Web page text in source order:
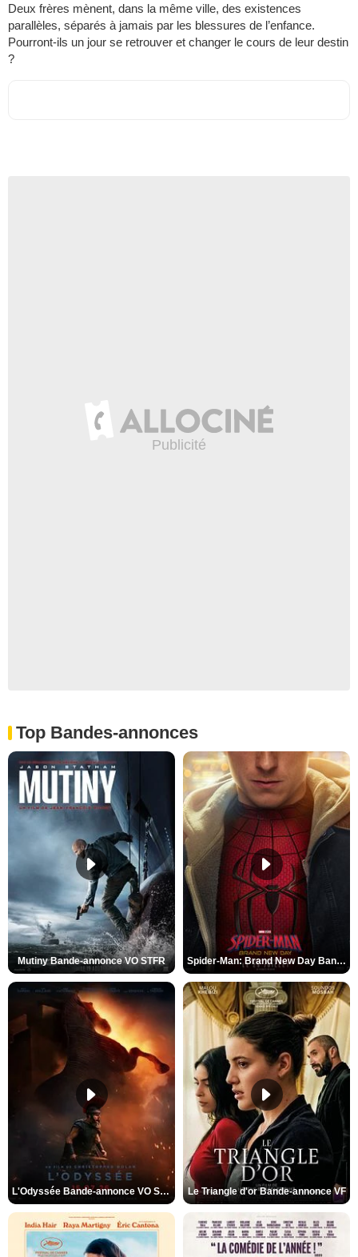
Deux frères mènent, dans la même ville, des existences
parallèles, séparés à jamais par les blessures de l’enfance.
Pourront-ils un jour se retrouver et changer le cours de leur destin
?
Top Bandes-annonces
Mutiny Bande-annonce VO STFR Spider-Man: Brand New Day Bande-annonce VO STFR
L'Odyssée Bande-annonce VO STFR Le Triangle d'or Bande-annonce VF